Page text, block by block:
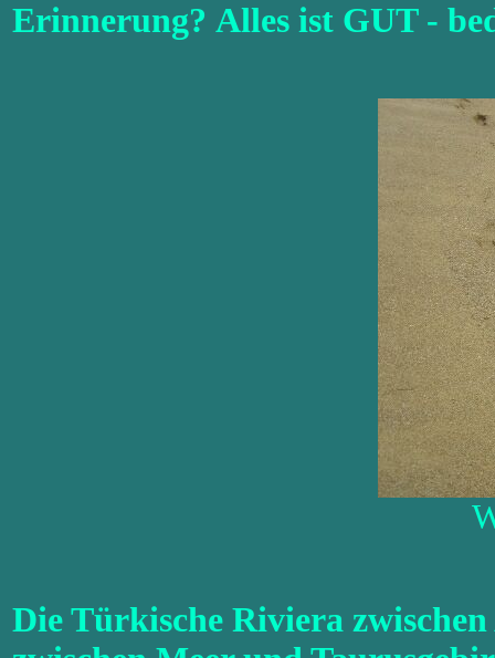
Erinnerung? Alles ist GUT -
Die Türkische Riviera